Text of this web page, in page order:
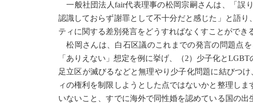
一般社団法人fair代表理事の松岡宗嗣さんは、「誤
認識しておらず謝罪として不十分だと感じた」と語
ティに関する差別発言をどうすればなくすことができ
松岡さんは、白石区議のこれまでの発言の問題点
「ありえない」想定を例に挙げ、（2）少子化と
足立区が滅びるなどと無理やり少子化問題に結びつ
ィの権利を制限しようとした点ではないかと整理し
いないこと、すでに海外で同性婚を認めている国の